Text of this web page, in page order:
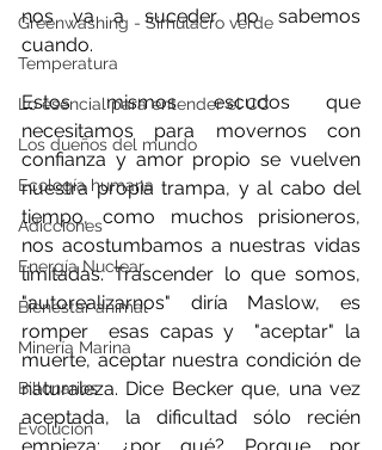
Greenwashing - Simulacro verde
Temperatura
Lo esencial para entender el CC
Los dueños del mundo
Ecología humana
Adicciones
Energía Nuclear
Bienestar animal
Minería Marina
Billonarios
Evolución
nos va a suceder no sabemos
cuando.
Estos mismos escudos que
necesitamos para movernos con
confianza y amor propio se vuelven
nuestra propia trampa, y al cabo del
tiempo, como muchos prisioneros,
nos acostumbamos a nuestras vidas
limitadas. Trascender lo que somos,
"autorealizarnos" diría Maslow, es
romper  esas capas y  "aceptar" la
muerte, aceptar nuestra condición de
naturaleza. Dice Becker que, una vez
aceptada, la dificultad sólo recién